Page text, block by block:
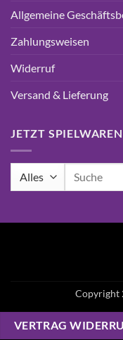
Allgemeine
Zahlungsweisen
Widerruf
Versand & Lieferung
JETZT
Copyright
VERTRAG